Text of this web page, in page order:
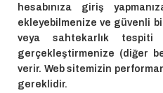
hesabınıza giriş
ekleyebilmenize ve güvenli
veya sahtekarlık
gerçekleştirmenize (diğer
verir. Web sitemizin
gereklidir.